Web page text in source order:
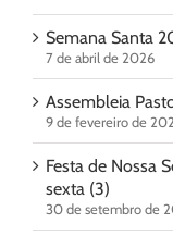
Semana Santa
7 de abril de 2026
Assembleia
9 de fevereiro de
Festa de Nossa
sexta (3)
30 de setembro de